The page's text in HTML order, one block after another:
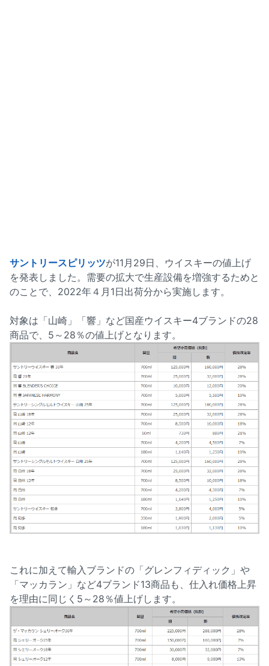
サントリースピリッツが11月29日、ウイスキーの値上げ
を発表しました。需要の拡大で生産設備を増強するためと
のことで、2022年４月1日出荷分から実施します。
対象は「山崎」「響」など国産ウイスキー4ブランドの28
商品で、5～28％の値上げとなります。
これに加えて輸入ブランドの「グレンフィディック」や
「マッカラン」など4ブランド13商品も、仕入れ価格上昇
を理由に同じく5～28％値上げします。